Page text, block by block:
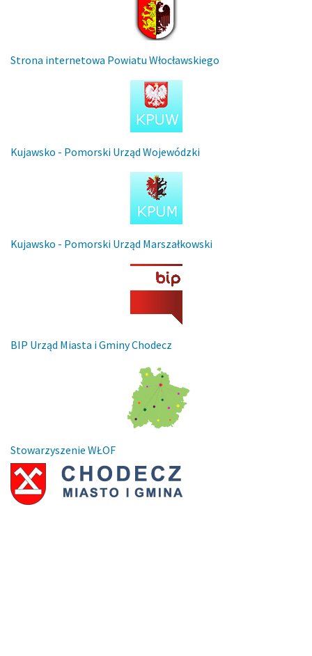
Strona internetowa Powiatu Włocławskiego
Kujawsko - Pomorski Urząd Wojewódzki
Kujawsko - Pomorski Urząd Marszałkowski
BIP Urząd Miasta i Gminy Chodecz
Stowarzyszenie WŁOF